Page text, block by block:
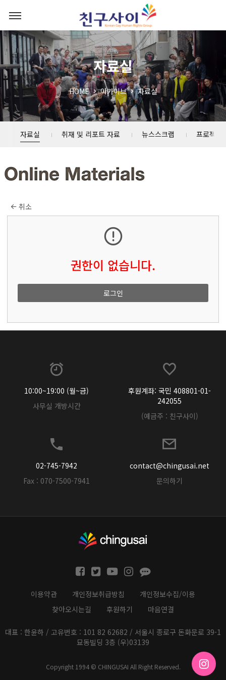
자료실
HOME 아카이브 자료실
자료실 취재 및 리포트 자료 뉴스스크랩 프로젝트
취소
권한이 없습니다.
로그인
10:00~19:00 (월~금)
사무실 개방시간
후원계좌: 국민 408801-01-
242055
(예금주 : 친구사이)
02-745-7942
Fax : 070-7500-7941
contact@chingusai.net
문의하기
이용약관 개인정보취급방침
개인정보수집/이용
찾아오시는길
후원하기 마음연결
대표 : 한윤하 / 고유번호 : 101 82 62682 / 서울시 종로구 돈화문로 39-1
묘동빌딩 3층 (우)03139
Copyright 1994 © CHINGUSAI All Right Reserved.